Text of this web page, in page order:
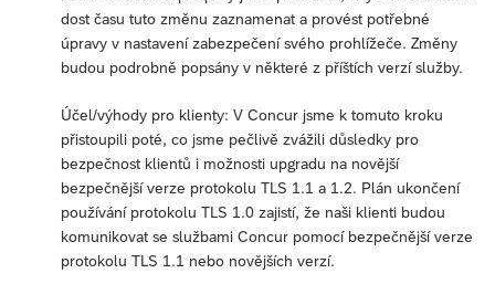
dost času tuto změnu zaznamenat a provést potřebné
úpravy v nastavení zabezpečení svého prohlížeče. Změny
budou podrobně popsány v některé z příštích verzí služby.
Účel/výhody pro klienty: V Concur jsme k tomuto kroku
přistoupili poté, co jsme pečlivě zvážili důsledky pro
bezpečnost klientů i možnosti upgradu na novější
bezpečnější verze protokolu TLS 1.1 a 1.2. Plán ukončení
používání protokolu TLS 1.0 zajistí, že naši klienti budou
komunikovat se službami Concur pomocí bezpečnější verze
protokolu TLS 1.1 nebo novějších verzí.